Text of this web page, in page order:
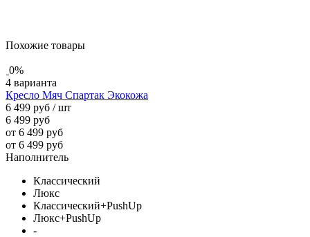
Похожие товары
0%
4 варианта
Кресло Мяч Спартак Экокожа
6 499 руб / шт
6 499 руб
от 6 499 руб
от 6 499 руб
Наполнитель
Классический
Люкс
Классический+PushUp
Люкс+PushUp
-